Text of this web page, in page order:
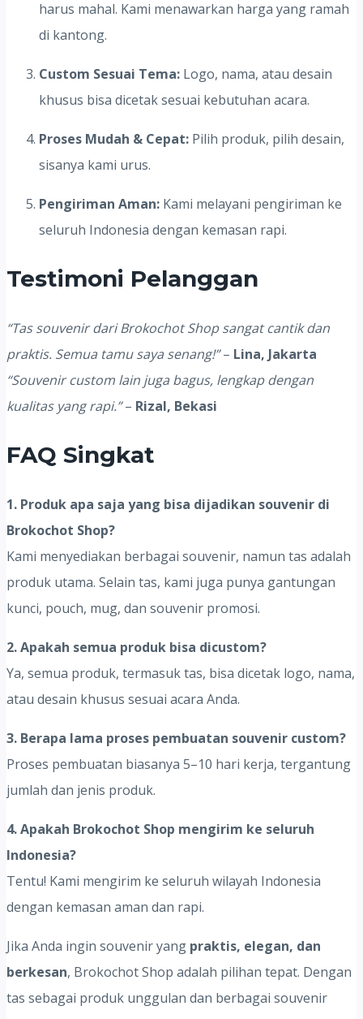
harus mahal. Kami menawarkan harga yang ramah
di kantong.
Custom Sesuai Tema: Logo, nama, atau desain
khusus bisa dicetak sesuai kebutuhan acara.
Proses Mudah & Cepat: Pilih produk, pilih desain,
sisanya kami urus.
Pengiriman Aman: Kami melayani pengiriman ke
seluruh Indonesia dengan kemasan rapi.
Testimoni Pelanggan
“Tas souvenir dari Brokochot Shop sangat cantik dan
praktis. Semua tamu saya senang!”– Lina, Jakarta
“Souvenir custom lain juga bagus, lengkap dengan
kualitas yang rapi.”– Rizal, Bekasi
FAQ Singkat
1. Produk apa saja yang bisa dijadikan souvenir di
Brokochot Shop?
Kami menyediakan berbagai souvenir, namun tas adalah
produk utama. Selain tas, kami juga punya gantungan
kunci, pouch, mug, dan souvenir promosi.
2. Apakah semua produk bisa dicustom?
Ya, semua produk, termasuk tas, bisa dicetak logo, nama,
atau desain khusus sesuai acara Anda.
3. Berapa lama proses pembuatan souvenir custom?
Proses pembuatan biasanya 5–10 hari kerja, tergantung
jumlah dan jenis produk.
4. Apakah Brokochot Shop mengirim ke seluruh
Indonesia?
Tentu! Kami mengirim ke seluruh wilayah Indonesia
dengan kemasan aman dan rapi.
Jika Anda ingin souvenir yang praktis, elegan, dan
berkesan, Brokochot Shop adalah pilihan tepat. Dengan
tas sebagai produk unggulan dan berbagai souvenir